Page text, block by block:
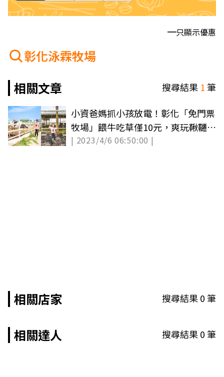
只顯示優惠
彰化泳霖牧場
相關文章
搜尋結果 1筆
小資爸媽抓小孩放電！彰化「免門票
牧場」餵牛吃草僅10元，爽玩鞦韆、
溜滑梯
| 2023/4/6 06:50:00 |
相關店家 搜尋結果0筆
相關達人 搜尋結果0筆